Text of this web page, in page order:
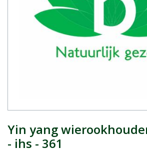
Yin yang
- ihs - 361